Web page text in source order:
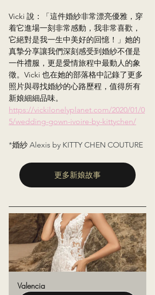
Vicki 說：「這件婚紗非常漂亮優雅，穿
着它進場一刻非常感動，我非常喜歡，
它絕對是我一生中美好的回憶！」她的
真摯分享讓我們深刻感受到婚紗不僅是
一件禮服，更是愛情旅程中最動人的象
徵。Vicki 也在她的部落格中記錄了更多
照片與尋找婚紗的心路歷程，值得所有
新娘細細品味。
https://vickilonelyplanet.com/2020/01/0
5/wedding-gown-ivoire-by-kittychen/
*婚紗 Alexis by KITTY CHEN COUTURE
更多新娘故事
Valencia